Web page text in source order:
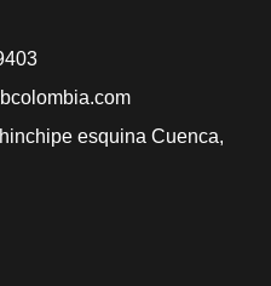
esquina Cuenca,